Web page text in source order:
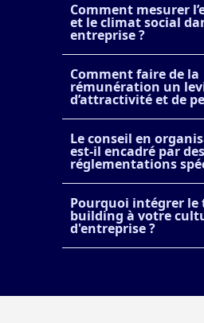
Comment mesurer
et le climat social
entreprise ?
Comment faire de la
rémunération un
d’attractivité et de
Le conseil en
est-il encadré par des
réglementations
Pourquoi intégrer le
building à votre
d'entreprise ?